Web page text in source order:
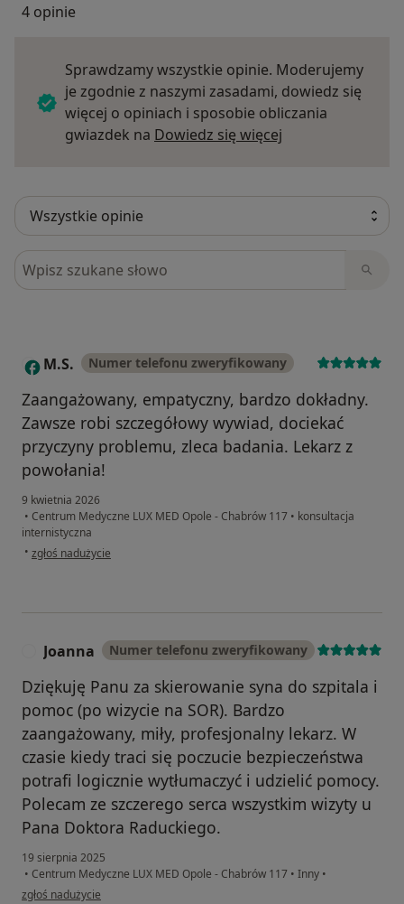
4 opinie
Sprawdzamy wszystkie opinie. Moderujemy
je zgodnie z naszymi zasadami, dowiedz się
więcej o opiniach i sposobie obliczania
gwiazdek na Dowiedz się więcej
Szukaj w opiniach
M M.S. Numer telefonu zweryfikowany
Zaangażowany, empatyczny, bardzo dokładny.
Zawsze robi szczegółowy wywiad, dociekać
przyczyny problemu, zleca badania. Lekarz z
powołania!
9 kwietnia 2026
• Centrum Medyczne LUX MED Opole - Chabrów 117 • konsultacja
internistyczna
• w opinii użytkownika M.S.
zgłoś nadużycie
Joanna Numer telefonu zweryfikowany
Dziękuję Panu za skierowanie syna do szpitala i
pomoc (po wizycie na SOR). Bardzo
zaangażowany, miły, profesjonalny lekarz. W
czasie kiedy traci się poczucie bezpieczeństwa
potrafi logicznie wytłumaczyć i udzielić pomocy.
Polecam ze szczerego serca wszystkim wizyty u
Pana Doktora Raduckiego.
19 sierpnia 2025
• Centrum Medyczne LUX MED Opole - Chabrów 117 • Inny •
w opinii użytkownika Joanna
zgłoś nadużycie